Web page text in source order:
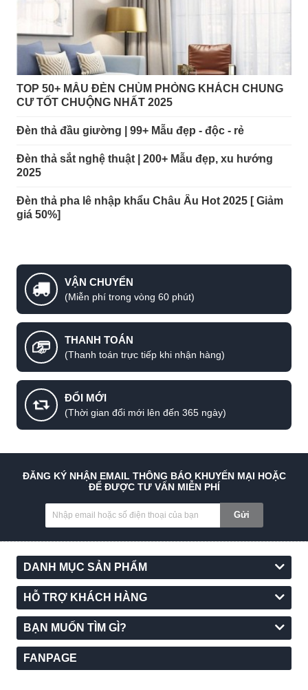
TOP 50+ MẪU ĐÈN CHÙM PHÒNG KHÁCH CHUNG
CƯ TỐT CHUỘNG NHẤT 2025
Đèn thả đầu giường | 99+ Mẫu đẹp - độc - rẻ
Đèn thả sắt nghệ thuật | 200+ Mẫu đẹp, xu hướng
2025
Đèn thả pha lê nhập khẩu Châu Âu Hot 2025 [ Giảm
giá 50%]
VẬN CHUYỂN
(Miễn phí trong vòng 60 phút)
THANH TOÁN
(Thanh toán trực tiếp khi nhận hàng)
ĐỔI MỚI
(Thời gian đổi mới lên đến 365 ngày)
ĐĂNG KÝ NHẬN EMAIL THÔNG BÁO KHUYẾN MẠI HOẶC
ĐỂ ĐƯỢC TƯ VẤN MIỄN PHÍ
Gửi
DANH MỤC SẢN PHẨM
HỖ TRỢ KHÁCH HÀNG
BẠN MUỐN TÌM GÌ?
FANPAGE